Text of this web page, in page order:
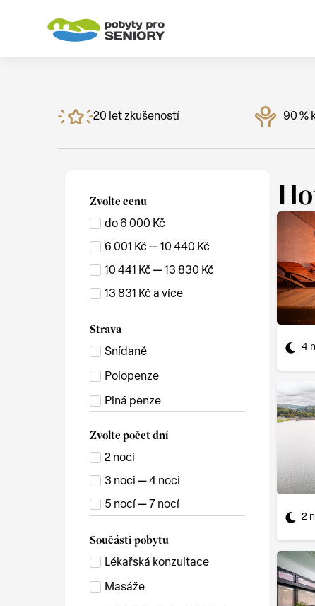
20 let zkušeností 90 %
Zvolte cenu
do 6 000 Kč
6 001 Kč — 10 440 Kč
10 441 Kč — 13 830 Kč
13 831 Kč a více
Strava
Snídaně
Polopenze
Plná penze
Zvolte počet dní
2 noci
3 noci — 4 noci
5 nocí — 7 nocí
Součásti pobytu
Lékařská konzultace
Masáže
4
2